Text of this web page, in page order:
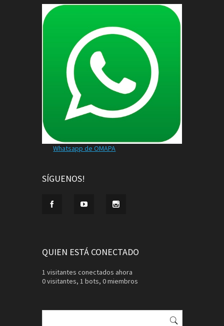
Whatsapp de OMAPA
SÍGUENOS!
QUIEN ESTÁ CONECTADO
1 visitantes conectados ahora
0 visitantes, 1 bots, 0 miembros
Buscar: